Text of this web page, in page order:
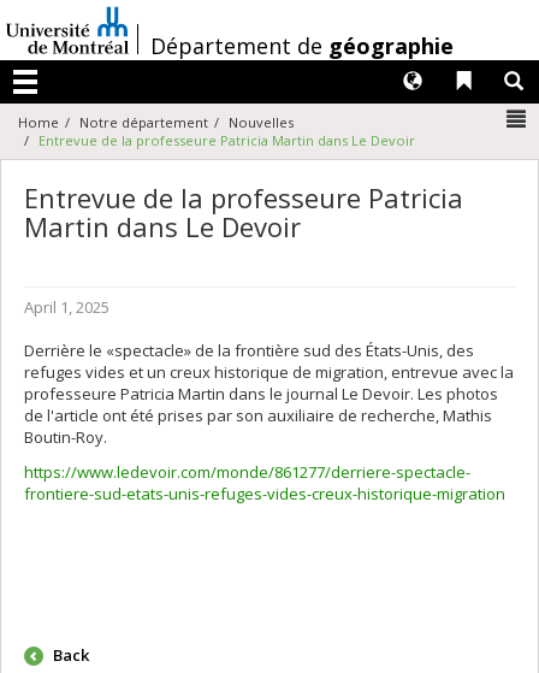
au
contenu
/Département de géographie
Menu
Liens
Langues
Home Notre département
Nouvelles
Entrevue de la professeure Patricia Martin dans Le Devoir
Entrevue de la professeure Patricia
Martin dans Le Devoir
April 1, 2025
Derrière le «spectacle» de la frontière sud des États-Unis, des
refuges vides et un creux historique de migration, entrevue avec la
professeure Patricia Martin dans le journal Le Devoir. Les photos
de l'article ont été prises par son auxiliaire de recherche, Mathis
Boutin-Roy.
https://www.ledevoir.com/monde/861277/derriere-spectacle-
frontiere-sud-etats-unis-refuges-vides-creux-historique-migration
Back